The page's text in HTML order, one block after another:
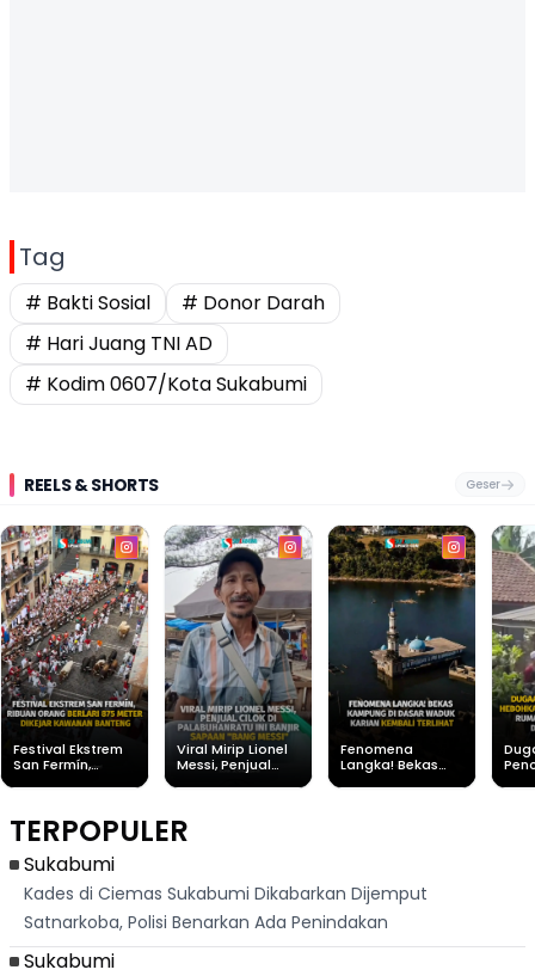
Tag
# Bakti Sosial
# Donor Darah
# Hari Juang TNI AD
# Kodim 0607/Kota Sukabumi
REELS & SHORTS Geser
Festival Ekstrem
San Fermín,
Banteng
Viral Mirip Lionel
Messi, Penjual
"Bang Messi"
Fenomena
Langka! Bekas
TERPOPULER
Sukabumi
Kades di Ciemas Sukabumi Dikabarkan Dijemput
Satnarkoba, Polisi Benarkan Ada Penindakan
Sukabumi